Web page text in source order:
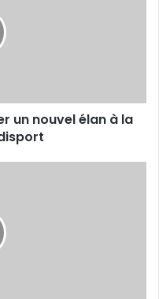
un nouvel élan à la